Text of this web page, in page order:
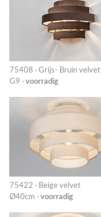
75408 · Grijs- Bruin velvet
G9 · voorradig
75422 · Beige velvet
Ø40cm · voorradig